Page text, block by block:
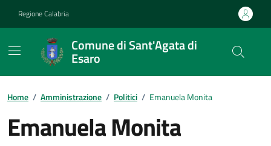
Regione Calabria
Comune di Sant'Agata di
Esaro
Home / Amministrazione / Politici / Emanuela Monita
Emanuela Monita